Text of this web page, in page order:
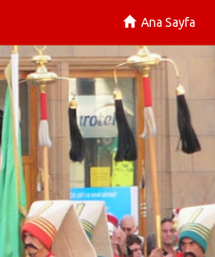
Ana Sayfa